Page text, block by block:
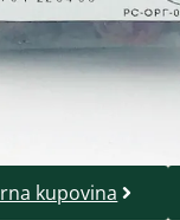
kupovina